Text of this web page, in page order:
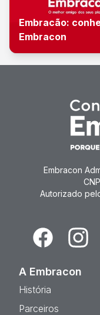
Embracão:
Embracon
Embracon
Autorizado
Facebook
A Embracon
História
Parceiros